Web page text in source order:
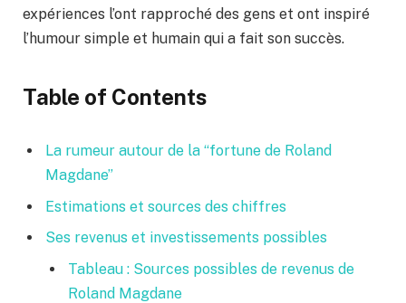
expériences l’ont rapproché des gens et ont inspiré
l’humour simple et humain qui a fait son succès.
Table of Contents
La rumeur autour de la “fortune de Roland
Magdane”
Estimations et sources des chiffres
Ses revenus et investissements possibles
Tableau : Sources possibles de revenus de
Roland Magdane